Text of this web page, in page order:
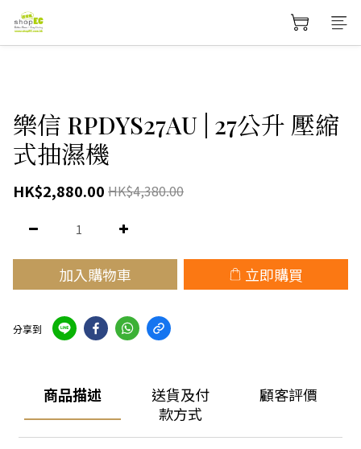
樂信 RPDYS27AU | 27公升 壓縮
式抽濕機
HK$2,880.00 HK$4,380.00
加入購物車 立即購買
分享到
商品描述
送貨及付
款方式
顧客評價